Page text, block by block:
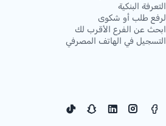
التعرفة البنكية
لرفع طلب أو شكوى
ابحث عن الفرع الأقرب لك
التسجيل في الهاتف المصرفي